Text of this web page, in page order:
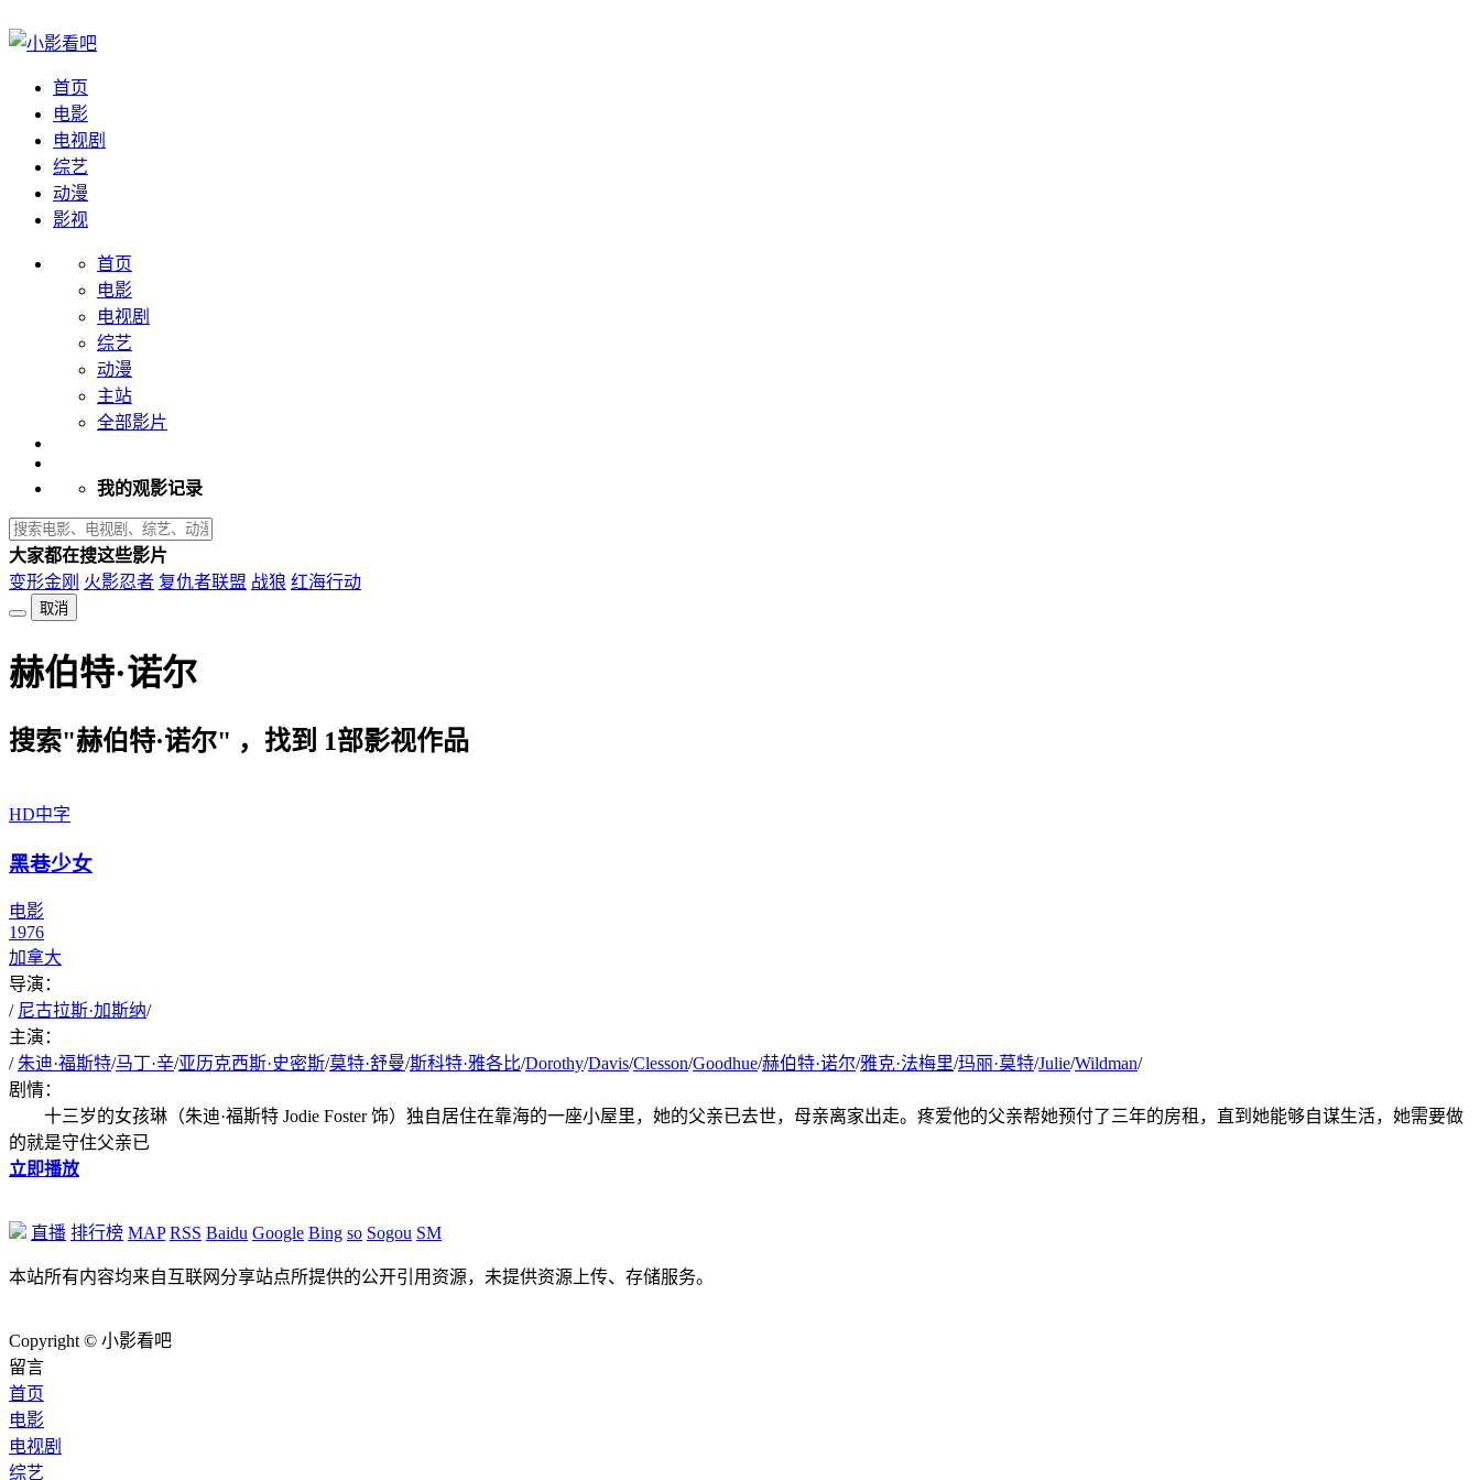
首页
电影
电视剧
综艺
动漫
影视
首页
电影
电视剧
综艺
动漫
主站
全部影片
我的观影记录
大家都在搜这些影片
变形金刚 火影忍者 复仇者联盟 战狼 红海行动
取消
赫伯特·诺尔
搜索"赫伯特·诺尔" ，找到 1部影视作品
HD中字
黑巷少女
电影
1976
加拿大
导演：
/ 尼古拉斯·加斯纳/
主演：
/ 朱迪·福斯特/马丁·辛/亚历克西斯·史密斯/莫特·舒曼/斯科特·雅各比/Dorothy/Davis/Clesson/Goodhue/赫伯特·诺尔/雅克·法梅里/玛丽·莫特/Julie/Wildman/
剧情：
十三岁的女孩琳（朱迪·福斯特 Jodie Foster 饰）独自居住在靠海的一座小屋里，她的父亲已去世，母亲离家出走。疼爱他的父亲帮她预付了三年的房租，直到她能够自谋生活，她需要做
的就是守住父亲已
立即播放
直播 排行榜 MAP RSS Baidu Google Bing so Sogou SM
本站所有内容均来自互联网分享站点所提供的公开引用资源，未提供资源上传、存储服务。
Copyright © 小影看吧
留言
首页
电影
电视剧
综艺